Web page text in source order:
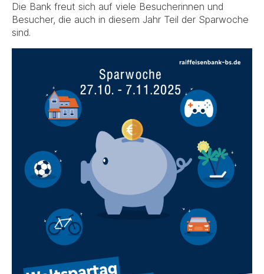
Die Bank freut sich auf viele Besucherinnen und
Besucher, die auch in diesem Jahr Teil der Sparwoche
sind.